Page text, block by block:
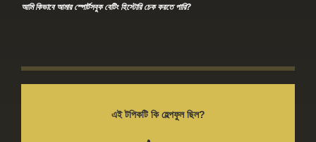
আমি কিভাবে আমার স্পোর্টসবুক বেটিং হিস্টোরি চেক করতে পারি?
এই টপিকটি কি হেল্পফুল ছিল?